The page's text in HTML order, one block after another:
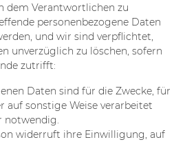
dem Verantwortlichen zu
personenbezogene Daten
und wir sind verpflichtet,
unverzüglich zu löschen, sofern
zutrifft:
Daten sind für die Zwecke, für
auf sonstige Weise verarbeitet
notwendig.
widerruft ihre Einwilligung, auf